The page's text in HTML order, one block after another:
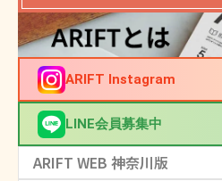
ARIFT Instagram
LINE会員募集中
ARIFT WEB 神奈川版